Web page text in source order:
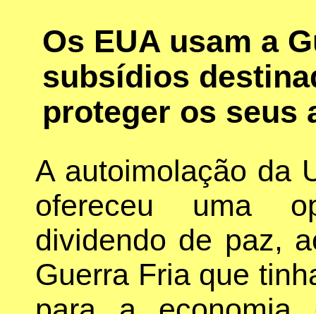
Os EUA usam a
subsídios
proteger os seus
A autoimolação da
ofereceu uma
dividendo de paz,
Guerra Fria que